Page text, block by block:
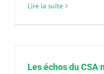
Lire la suite
Les échos du CSA